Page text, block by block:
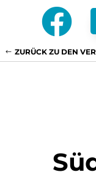

ZURÜCK ZU DEN